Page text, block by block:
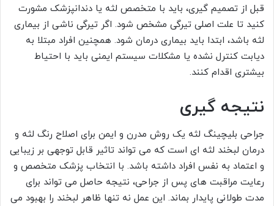
قبل از تصمیم گیری، باید با متخصص لثه یا دندانپزشک مشورت
کنید تا علت اصلی تیرگی مشخص شود. اگر تیرگی ناشی از بیماری
لثه باشد، ابتدا باید بیماری درمان شود. همچنین افراد مبتلا به
دیابت کنترل نشده یا مشکلات سیستم ایمنی باید با احتیاط
بیشتری اقدام کنند.
نتیجه گیری
جراحی بلیچینگ لثه یک روش مدرن و ایمن برای اصلاح رنگ لثه و
درمان لبخند لثه ای است که می تواند تاثیر قابل توجهی بر زیبایی
و اعتماد به نفس افراد داشته باشد. با انتخاب پزشک متخصص و
رعایت مراقبت های پس از جراحی، نتیجه حاصل می تواند برای
مدت طولانی پایدار بماند. این عمل نه تنها ظاهر لبخند را بهبود می